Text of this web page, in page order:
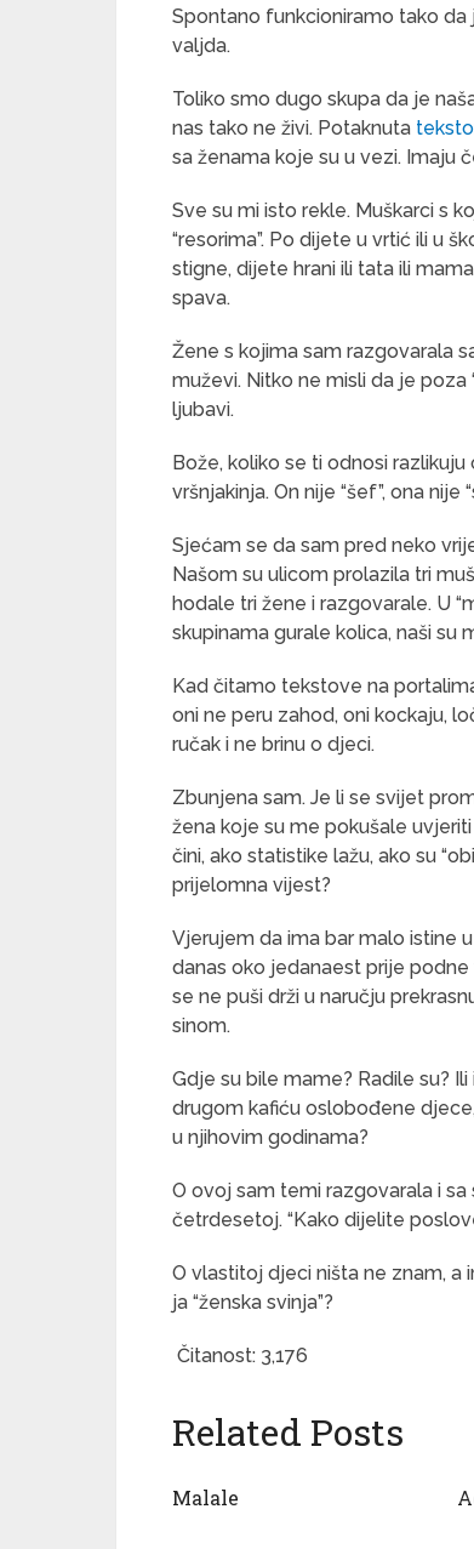
Spontano funkcioniramo tako
valjda.
Toliko smo dugo skupa da je
nas tako ne živi. Potaknuta
sa ženama koje su u vezi. Imaju
Sve su mi isto rekle. Muškarci s
“resorima”. Po dijete u vrtić ili u
stigne, dijete hrani ili tata ili
spava.
Žene s kojima sam razgovarala
muževi. Nitko ne misli da je poza
ljubavi.
Bože, koliko se ti odnosi
vršnjakinja. On nije “šef”, ona nije
Sjećam se da sam pred neko
Našom su ulicom prolazila tri
hodale tri žene i razgovarale. U
skupinama gurale kolica, naši su
Kad čitamo tekstove na
oni ne peru zahod, oni kockaju,
ručak i ne brinu o djeci.
Zbunjena sam. Je li se svijet
žena koje su me pokušale
čini, ako statistike lažu, ako su
prijelomna vijest?
Vjerujem da ima bar malo istine
danas oko jedanaest prije
se ne puši drži u naručju
sinom.
Gdje su bile mame? Radile su?
drugom kafiću oslobođene
u njihovim godinama?
O ovoj sam temi razgovarala i
četrdesetoj. “Kako dijelite
O vlastitoj djeci ništa ne znam, a
ja “ženska svinja”?
Čitanost: 3,176
Related Posts
Malale